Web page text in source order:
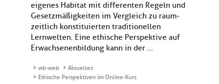
eigenes Habitat mit differenten Regeln und
Gesetzmäßigkeiten im Vergleich zu raum-
zeitlich konstituierten traditionellen
Lernwelten. Eine ethische Perspektive auf
Erwachsenenbildung kann in der ...
wb-web
Aktuelles
Ethische Perspektiven im Online-Kurs